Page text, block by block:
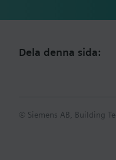
Dela denna sida:
© Siemens AB, Building